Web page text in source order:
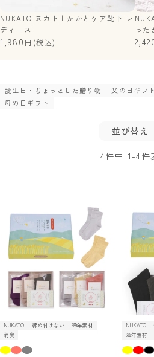
NUKATO ヌカト | かかとケア靴下 レ
ディース
1,980 (税込)
った
誕生日・ちょっとした贈り物 父の日ギフト
母の日ギフト
並び替え
4件中 1 -4件
NUKATO 締め付けない
通年素材
消臭
NUKATO
通年素材